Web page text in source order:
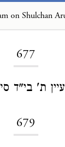
677
עיין ת' בי"ד
679